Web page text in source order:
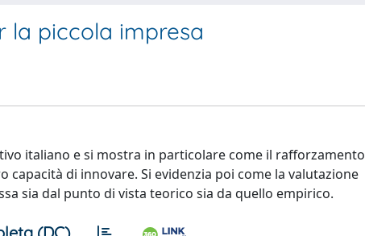
la piccola impresa
italiano e si mostra in particolare come il rafforzamento
di innovare. Si evidenzia poi come la valutazione
sia dal punto di vista teorico sia da quello empirico.